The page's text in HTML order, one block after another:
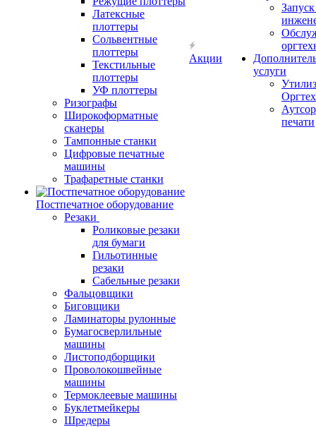
Латексные
плоттеры
Сольвентные
плоттеры
Текстильные
плоттеры
УФ плоттеры
Ризографы
Широкоформатные
сканеры
Тампонные станки
Цифровые печатные
машины
Трафаретные станки
Постпечатное оборудование
Резаки
Роликовые резаки
для бумаги
Гильотинные
резаки
Сабельные резаки
Фальцовщики
Биговщики
Ламинаторы рулонные
Бумагосверлильные
машины
Листоподборщики
Проволокошвейные
машины
Термоклеевые машины
Буклетмейкеры
Шредеры
Акции
услуги
печати